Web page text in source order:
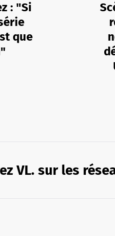
: "Si
que
VL. sur les